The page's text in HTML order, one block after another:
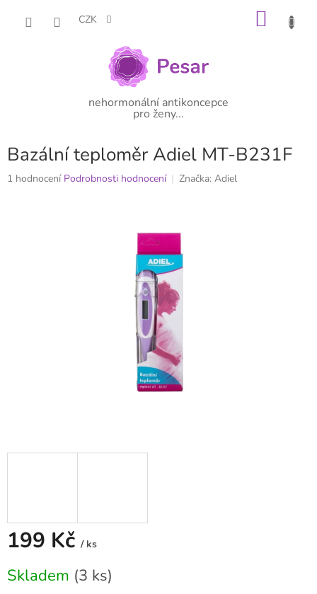
CZK
nehormonální antikoncepce
pro ženy...
Bazální teploměr Adiel MT-B231F
Průměrné
1 hodnocení Podrobnosti hodnocení Značka: Adiel
199 Kč / ks
cena:
Skladem (3 ks)